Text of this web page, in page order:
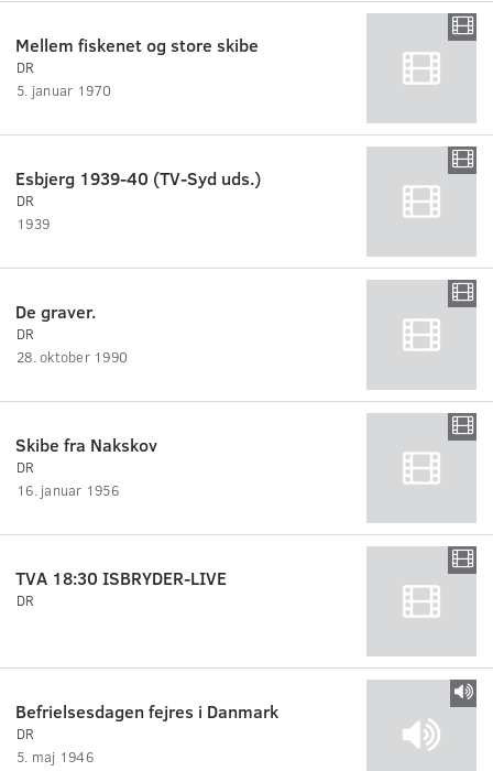
Mellem fiskenet og store skibe
DR
5. januar 1970
Esbjerg 1939-40 (TV-Syd uds.)
DR
1939
De graver.
DR
28. oktober 1990
Skibe fra Nakskov
DR
16. januar 1956
TVA 18:30 ISBRYDER-LIVE
DR
Befrielsesdagen fejres i Danmark
DR
5. maj 1946